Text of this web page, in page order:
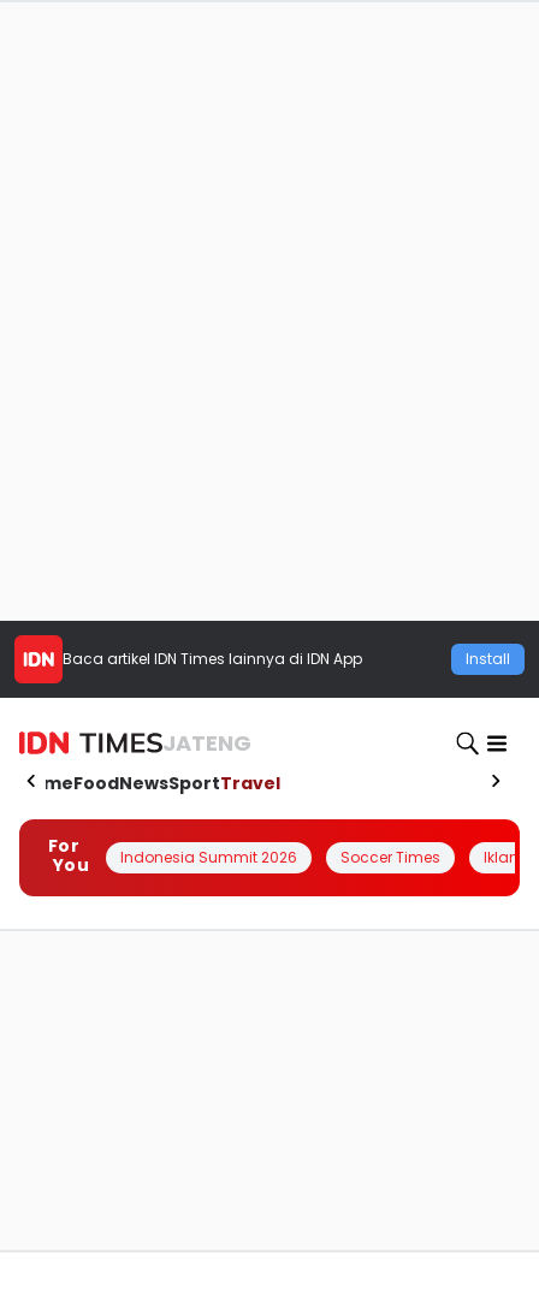
Baca artikel IDN Times lainnya di IDN App Install
JATENG
HomeFoodNewsSportTravel
For
You
Indonesia Summit 2026 Soccer Times Iklanin